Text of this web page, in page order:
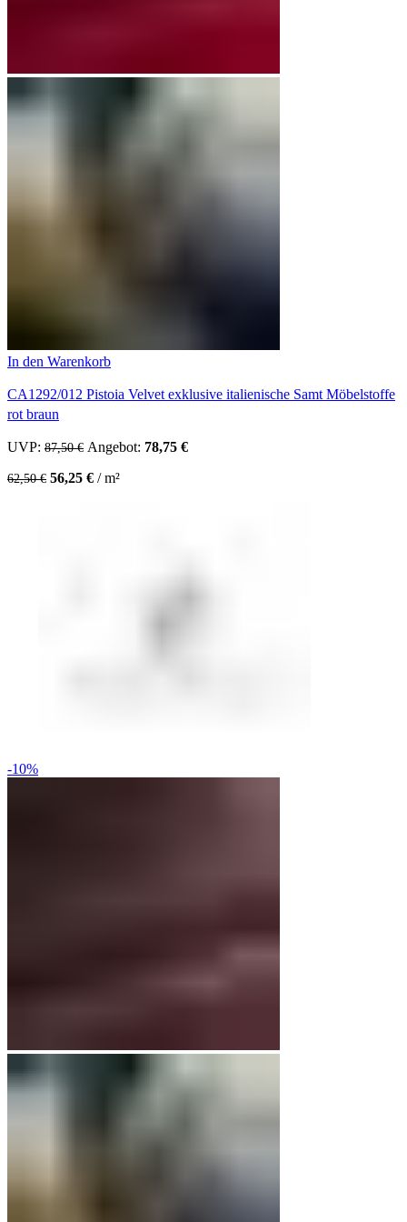
In den Warenkorb
CA1292/012 Pistoia Velvet exklusive italienische Samt Möbelstoffe
rot braun
UVP: 87,50€ Ursprünglicher Preis war: 87,50 €
Angebot: 78,75 €
62,50€ 56,25 € /m²
-10%